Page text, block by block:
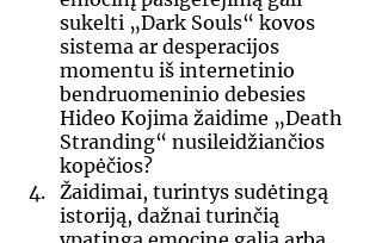
sukelti „Dark Souls“ kovos
sistema ar desperacijos
momentu iš internetinio
bendruomeninio debesies
Hideo Kojima žaidime „Death
Stranding“ nusileidžiančios
kopėčios?
Žaidimai, turintys sudėtingą
istoriją, dažnai turinčią